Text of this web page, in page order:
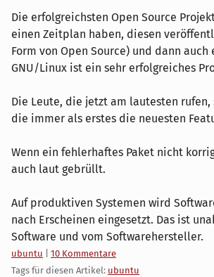
Die erfolgreichsten Open Source
einen Zeitplan haben, diesen
Form von Open Source) und dann
GNU/Linux ist ein sehr erfolgreiches
Die Leute, die jetzt am lautesten rufen,
die immer als erstes die neuesten
Wenn ein fehlerhaftes Paket nicht
auch laut gebrüllt.
Auf produktiven Systemen wird
nach Erscheinen eingesetzt. Das ist
Software und vom Softwarehersteller.
Kategorien:
ubuntu
10 Kommentare
Tags für diesen Artikel: ubuntu